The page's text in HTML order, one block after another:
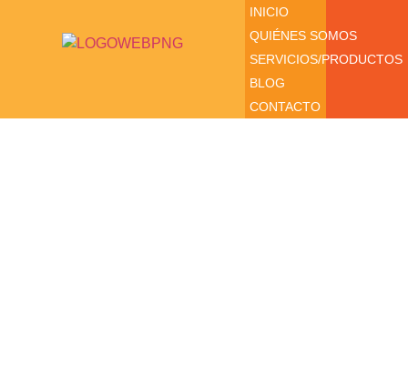
INICIO
QUIÉNES SOMOS
SERVICIOS/PRODUCTOS
BLOG
CONTACTO